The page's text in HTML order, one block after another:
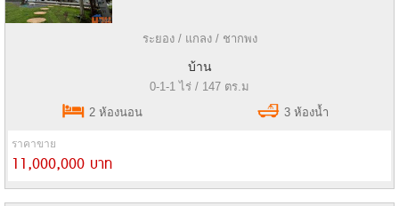
ระยอง / แกลง / ชากพง
บ้าน
0-1-1 ไร่ / 147 ตร.ม
2 ห้องนอน
3 ห้องน้ำ
ราคาขาย
11,000,000 บาท